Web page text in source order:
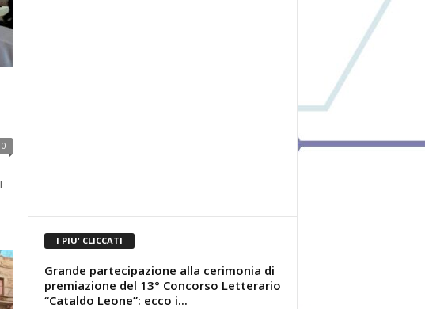
0
I PIU' CLICCATI
Grande partecipazione alla cerimonia di
premiazione del 13° Concorso Letterario
“Cataldo Leone”: ecco i...